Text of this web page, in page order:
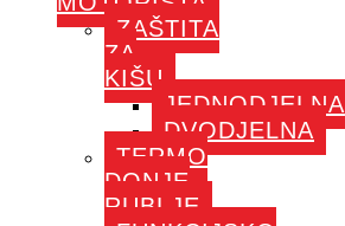
ZAŠTITA
ZA
KIŠU
JEDNODJELNA
DVODJELNA
TERMO
DONJE
RUBLJE